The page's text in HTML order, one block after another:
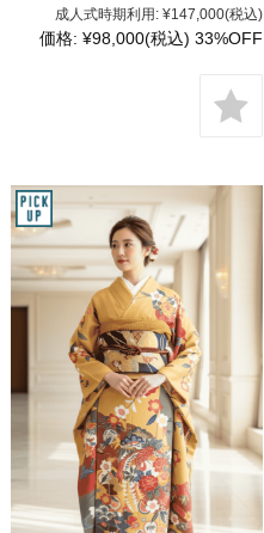
成人式時期利用: ¥147,000(税込)
価格: ¥98,000(税込) 33%OFF